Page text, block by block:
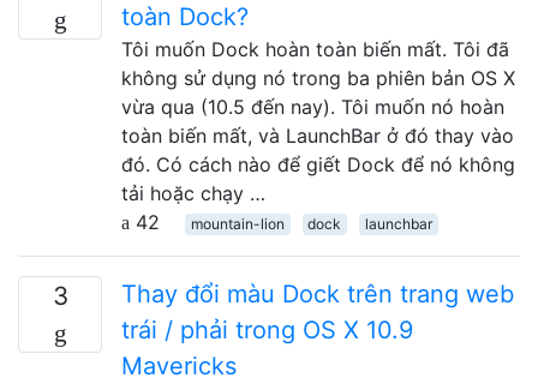
toàn Dock?
Tôi muốn Dock hoàn toàn biến mất. Tôi đã
không sử dụng nó trong ba phiên bản OS X
vừa qua (10.5 đến nay). Tôi muốn nó hoàn
toàn biến mất, và LaunchBar ở đó thay vào
đó. Có cách nào để giết Dock để nó không
tải hoặc chạy …
42
mountain-lion dock launchbar
3
Thay đổi màu Dock trên trang web
trái / phải trong OS X 10.9
Mavericks